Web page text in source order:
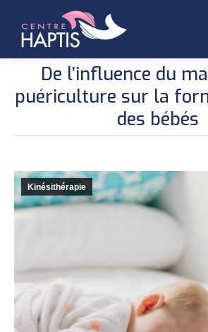
De l’influence du
puériculture sur la
des bébés
Kinésithérapie